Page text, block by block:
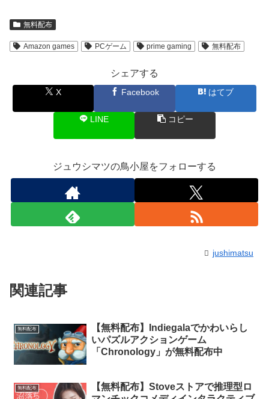
無料配布
Amazon games PCゲーム prime gaming 無料配布
シェアする
X Facebook はてブ
LINE コピー
ジュウシマツの鳥小屋をフォローする
jushimatsu
関連記事
無料配布
【無料配布】Indiegalaでかわいらし
いパズルアクションゲーム
「Chronology」が無料配布中
無料配布
【無料配布】Stoveストアで推理型ロ